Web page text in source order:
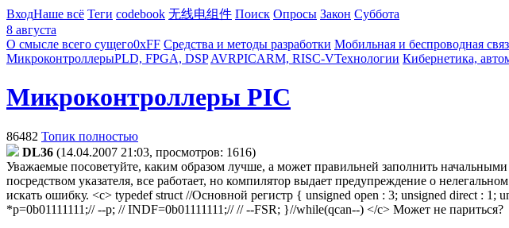
ВходНаше всё Теги codebook 无线电组件 Поиск Опросы Закон Суббота
8 августа
О смысле всего сущего0xFF Средства и методы разработки Мобильная и беспроводная
МикроконтроллерыPLD, FPGA, DSP AVRPICARM, RISC-VТехнологии Кибернетика,
Микроконтроллеры PIC
86482 Топик полностью
DL36 (14.04.2007 21:03, просмотров: 1616)
Уважаемые посоветуйте, каким образом лучше, а может правильней заполнить
посредством указателя, все работает, но компилятор выдает предупреждение о
искать ошибку. <c> typedef struct //Основной регистр { unsigned open : 3; unsigned direct :
*p=0b01111111;// --p; // INDF=0b01111111;// // --FSR; }//while(qcan--) </c> Может не париться?